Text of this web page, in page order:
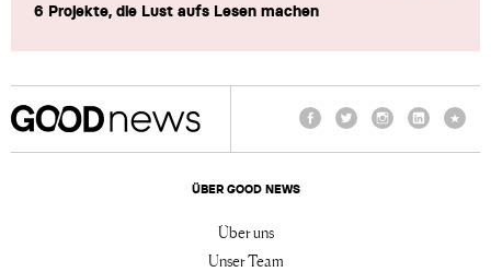
6 Projekte, die Lust aufs Lesen machen
ÜBER GOOD NEWS
Über uns
Unser Team